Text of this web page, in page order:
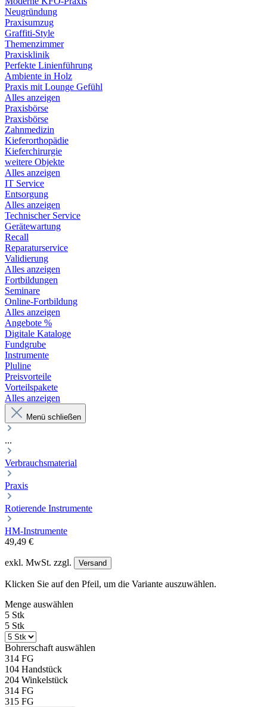
Neugründung
Praxisumzug
Graffiti-Style
Themenzimmer
Praxisklinik
Perfekte Linienführung
Ambiente in Holz
Praxis mit Lounge Gefühl
Alles anzeigen
Praxisbörse
Praxisbörse
Zahnmedizin
Kieferorthopädie
Kieferchirurgie
weitere Objekte
Alles anzeigen
IT Service
Entsorgung
Alles anzeigen
Technischer Service
Gerätewartung
Recall
Reparaturservice
Validierung
Alles anzeigen
Fortbildungen
Seminare
Online-Fortbildung
Alles anzeigen
Angebote %
Digitale Kataloge
Fundgrube
Instrumente
Pluline
Preisvorteile
Vorteilspakete
Alles anzeigen
Menü schließen
...
Verbrauchsmaterial
Praxis
Rotierende Instrumente
HM-Instrumente
49,49 €
exkl. MwSt. zzgl. Versand
Klicken Sie auf den Pfeil, um die Variante auszuwählen.
Menge auswählen
5 Stk
5 Stk
Bohrerschaft auswählen
314 FG
104 Handstück
204 Winkelstück
314 FG
315 FG